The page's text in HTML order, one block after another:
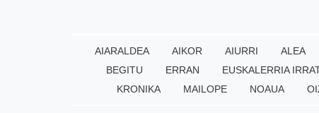
AIARALDEA AIKOR AIURRI ALEA
BEGITU
ERRAN EUSKALERRIA
KRONIKA
MAILOPE NOAUA